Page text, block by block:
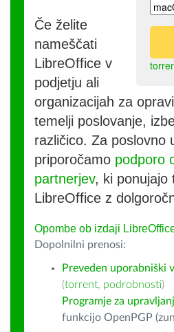
Če želite
nameščati
LibreOffice v
podjetju ali
organizacijah za
temelji poslovanje,
različico. Za poslovno
priporočamo podporo
partnerjev, ki ponujajo
LibreOffice z
Opombe ob izdaji
Dopolnilni prenosi:
Preveden uporabniški
(torrent, podrobnosti)
Programje za
funkcijo OpenPGP